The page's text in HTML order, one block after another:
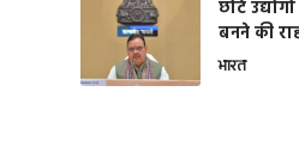
छोटे
बनने की
भारत